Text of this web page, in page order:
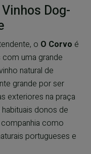
Dog-
o O Corvo é
uma grande
natural de
grande por ser
exteriores na praça
donos de
como
portugueses e